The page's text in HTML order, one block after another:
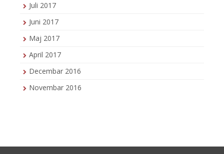
Juli 2017
Juni 2017
Maj 2017
April 2017
Decembar 2016
Novembar 2016